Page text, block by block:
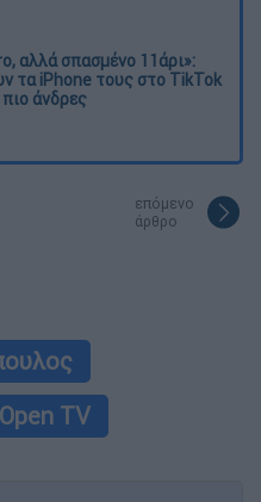
αλλά σπασμένο 11άρι»:
τα iPhone τους στο TikTok
πιο άνδρες
επόμενο
άρθρο
Open TV